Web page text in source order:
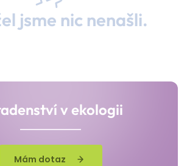
jsme nic nenašli.
v ekologii
Mám dotaz